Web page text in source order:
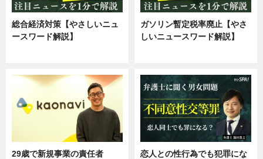
総合経済対策【やさしいニュ
ースワード解説】
ガソリン暫定税率廃止【やさ
しいニュースワード解説】
29歳で新規事業の責任者 恋人との性行為でも犯罪にな